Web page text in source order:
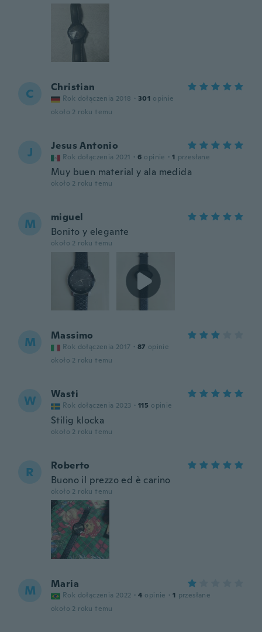
C Christian
Rok dołączenia 2018 · 301 opinie
około 2 roku temu
J Jesus Antonio
Rok dołączenia 2021 · 6 opinie · 1 przesłane
Muy buen material y ala medida
około 2 roku temu
M
miguel
Bonito y elegante
około 2 roku temu
M Massimo
Rok dołączenia 2017 · 87 opinie
około 2 roku temu
W Wasti
Rok dołączenia 2023 · 115 opinie
Stilig klocka
około 2 roku temu
R
Roberto
Buono il prezzo ed è carino
około 2 roku temu
M Maria
Rok dołączenia 2022 · 4 opinie · 1 przesłane
około 2 roku temu